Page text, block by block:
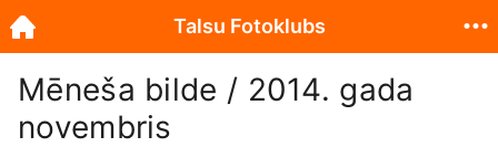
Mēneša bilde / 2014. gada
novembris
Talsu Fotoklubs